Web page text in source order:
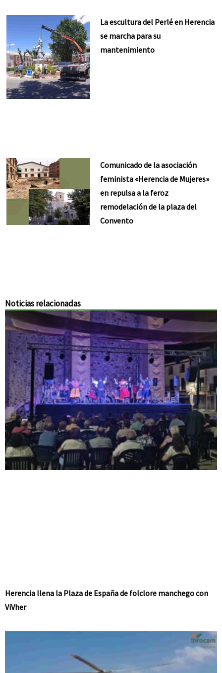
La escultura del Perlé en Herencia
se marcha para su
mantenimiento
Comunicado de la asociación
feminista «Herencia de Mujeres»
en repulsa a la feroz
remodelación de la plaza del
Convento
Noticias relacionadas
Herencia llena la Plaza de España de folclore manchego con
ViVher